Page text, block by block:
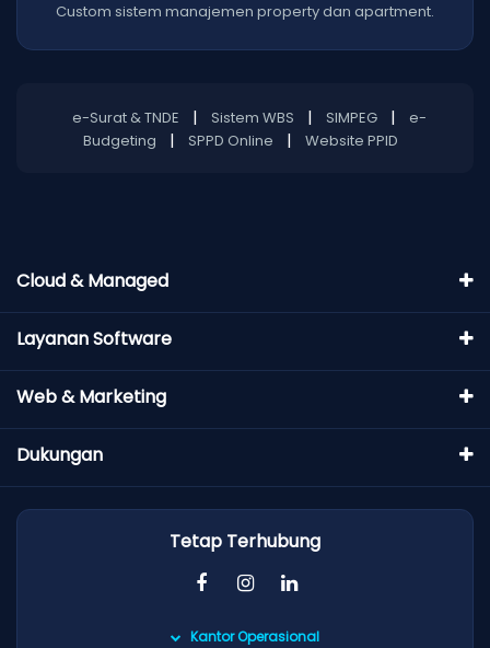
Custom sistem manajemen property dan apartment.
e-Surat & TNDE | Sistem WBS | SIMPEG |
e-
Budgeting
| SPPD Online | Website PPID
Cloud & Managed
Layanan Software
Web & Marketing
Dukungan
Tetap Terhubung
Kantor Operasional